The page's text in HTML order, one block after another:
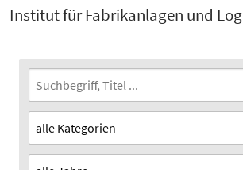
Institut für Fabrikanlagen und